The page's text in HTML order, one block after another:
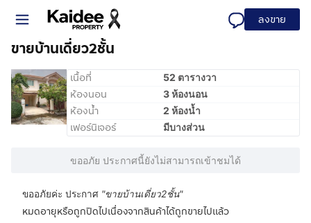
ลงขาย
ขายบ้านเดี่ยว2ชั้น
เนื้อที่ 52 ตารางวา
ห้องนอน 3 ห้องนอน
ห้องน้ำ 2 ห้องน้ำ
เฟอร์นิเจอร์ มีบางส่วน
ขออภัย ประกาศนี้ยังไม่สามารถเข้าชมได้
ขออภัยค่ะ ประกาศ "ขายบ้านเดี่ยว2ชั้น"
หมดอายุหรือถูกปิดไปเนื่องจากสินค้าได้ถูกขายไปแล้ว